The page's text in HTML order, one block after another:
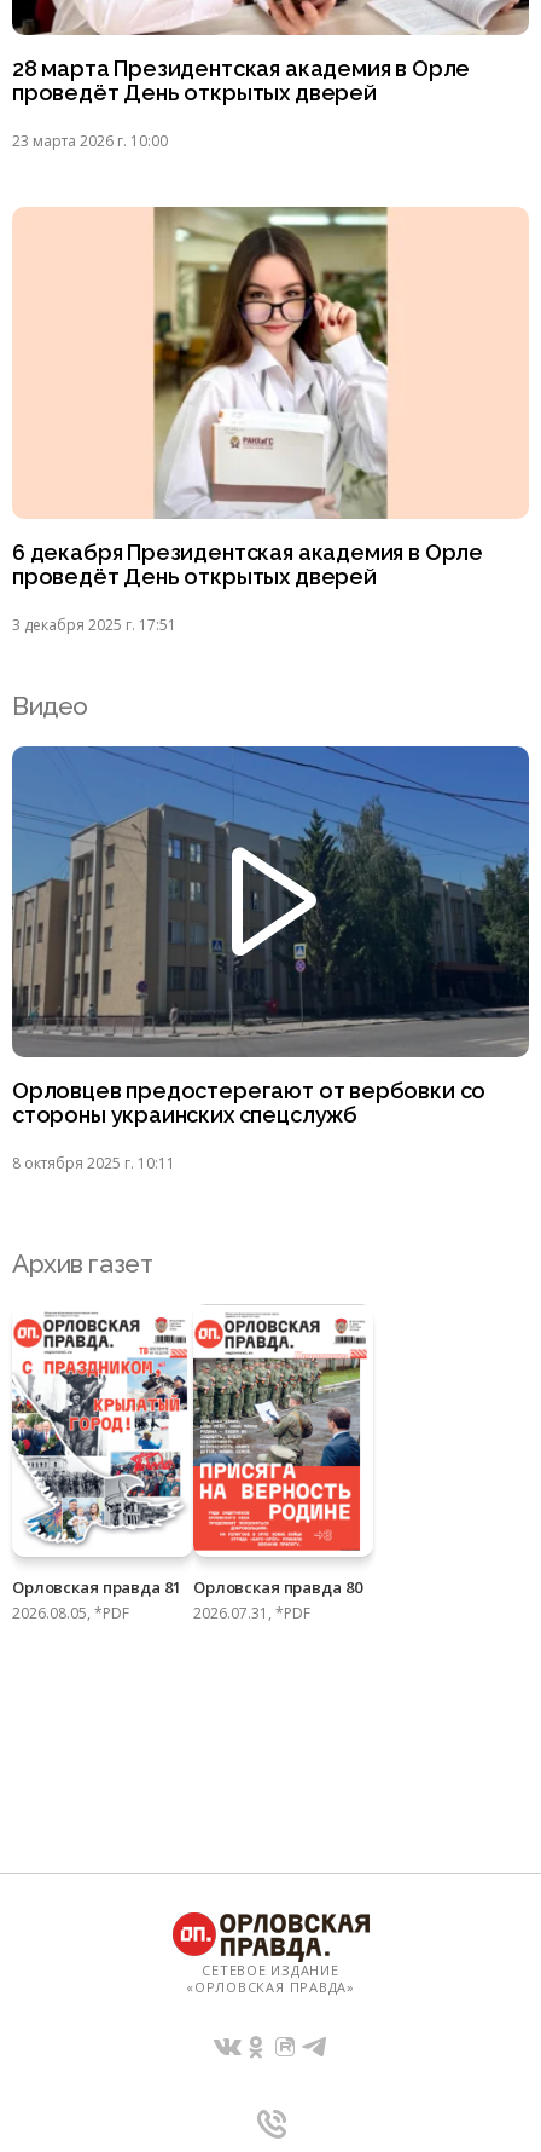
28 марта Президентская академия в Орле
проведёт День открытых дверей
23 марта 2026 г. 10:00
6 декабря Президентская академия в Орле
проведёт День открытых дверей
3 декабря 2025 г. 17:51
Видео
Орловцев предостерегают от вербовки со
стороны украинских спецслужб
8 октября 2025 г. 10:11
Архив газет
Орловская правда 81
2026.08.05, *PDF
Орловская правда 80
2026.07.31, *PDF
СЕТЕВОЕ ИЗДАНИЕ
«ОРЛОВСКАЯ ПРАВДА»